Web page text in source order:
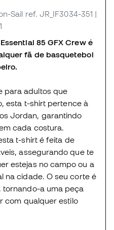
Sail ref. JR_IF3034-351 |
85 GFX Crew é
fã de basquetebol
para adultos que
esta t-shirt pertence à
Jordan, garantindo
cada costura.
t-shirt é feita de
assegurando que te
estejas no campo ou a
na cidade. O seu corte é
a uma peça
com qualquer estilo